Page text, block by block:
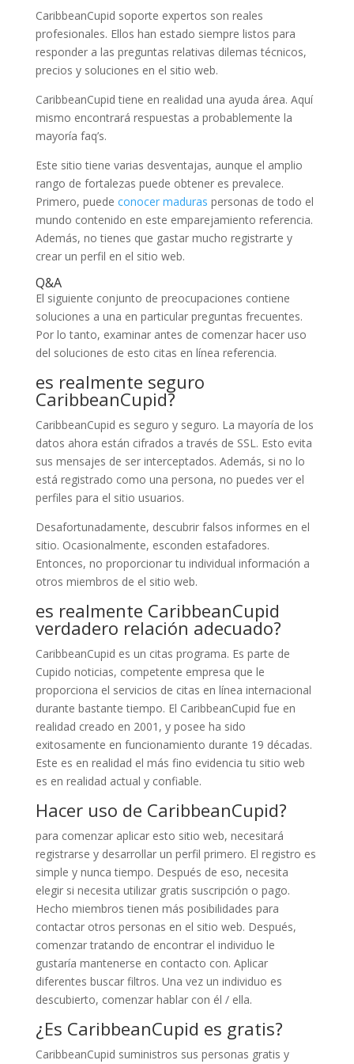
CaribbeanCupid soporte expertos son reales
profesionales. Ellos han estado siempre listos para
responder a las preguntas relativas dilemas técnicos,
precios y soluciones en el sitio web.
CaribbeanCupid tiene en realidad una ayuda área. Aquí
mismo encontrará respuestas a probablemente la
mayoría faq’s.
Este sitio tiene varias desventajas, aunque el amplio
rango de fortalezas puede obtener es prevalece.
Primero, puede conocer maduras personas de todo el
mundo contenido en este emparejamiento referencia.
Además, no tienes que gastar mucho registrarte y
crear un perfil en el sitio web.
Q&A
El siguiente conjunto de preocupaciones contiene
soluciones a una en particular preguntas frecuentes.
Por lo tanto, examinar antes de comenzar hacer uso
del soluciones de esto citas en línea referencia.
es realmente seguro
CaribbeanCupid?
CaribbeanCupid es seguro y seguro. La mayoría de los
datos ahora están cifrados a través de SSL. Esto evita
sus mensajes de ser interceptados. Además, si no lo
está registrado como una persona, no puedes ver el
perfiles para el sitio usuarios.
Desafortunadamente, descubrir falsos informes en el
sitio. Ocasionalmente, esconden estafadores.
Entonces, no proporcionar tu individual información a
otros miembros de el sitio web.
es realmente CaribbeanCupid
verdadero relación adecuado?
CaribbeanCupid es un citas programa. Es parte de
Cupido noticias, competente empresa que le
proporciona el servicios de citas en línea internacional
durante bastante tiempo. El CaribbeanCupid fue en
realidad creado en 2001, y posee ha sido
exitosamente en funcionamiento durante 19 décadas.
Este es en realidad el más fino evidencia tu sitio web
es en realidad actual y confiable.
Hacer uso de CaribbeanCupid?
para comenzar aplicar esto sitio web, necesitará
registrarse y desarrollar un perfil primero. El registro es
simple y nunca tiempo. Después de eso, necesita
elegir si necesita utilizar gratis suscripción o pago.
Hecho miembros tienen más posibilidades para
contactar otros personas en el sitio web. Después,
comenzar tratando de encontrar el individuo le
gustaría mantenerse en contacto con. Aplicar
diferentes buscar filtros. Una vez un individuo es
descubierto, comenzar hablar con él / ella.
¿Es CaribbeanCupid es gratis?
CaribbeanCupid suministros sus personas gratis y